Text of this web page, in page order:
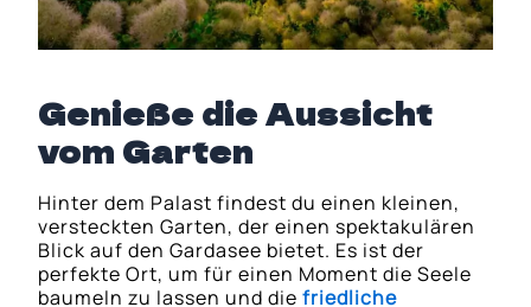
Genieße die Aussicht
vom Garten
Hinter dem Palast findest du einen kleinen,
versteckten Garten, der einen spektakulären
Blick auf den Gardasee bietet. Es ist der
perfekte Ort, um für einen Moment die Seele
baumeln zu lassen und diefriedliche